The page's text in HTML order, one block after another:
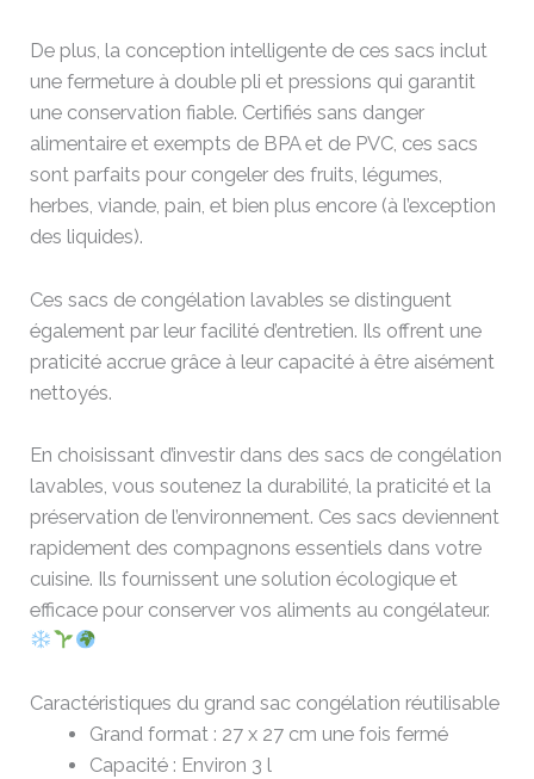
De plus, la conception intelligente de ces sacs inclut
une fermeture à double pli et pressions qui garantit
une conservation fiable. Certifiés sans danger
alimentaire et exempts de BPA et de PVC, ces sacs
sont parfaits pour congeler des fruits, légumes,
herbes, viande, pain, et bien plus encore (à l’exception
des liquides).
Ces sacs de congélation lavables se distinguent
également par leur facilité d’entretien. Ils offrent une
praticité accrue grâce à leur capacité à être aisément
nettoyés.
En choisissant d’investir dans des sacs de congélation
lavables, vous soutenez la durabilité, la praticité et la
préservation de l’environnement. Ces sacs deviennent
rapidement des compagnons essentiels dans votre
cuisine. Ils fournissent une solution écologique et
efficace pour conserver vos aliments au congélateur.
Caractéristiques du grand sac congélation réutilisable
Grand format : 27 x 27 cm une fois fermé
Capacité : Environ 3 l